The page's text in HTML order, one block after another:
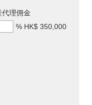
代理佣金
% HK$ 350,000